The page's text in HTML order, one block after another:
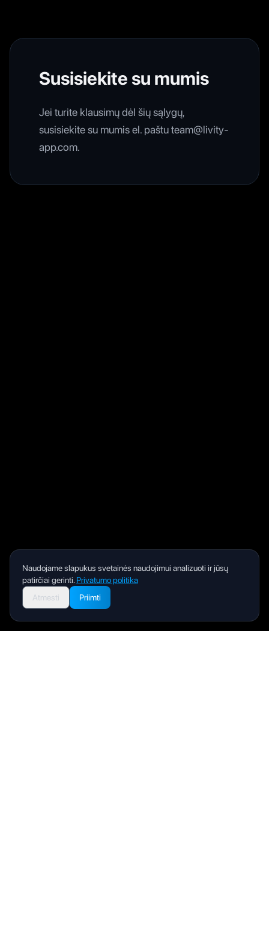
Susisiekite su mumis
Jei turite klausimų dėl šių sąlygų,
susisiekite su mumis el. paštu team@livity-
app.com.
Naudojame slapukus svetainės naudojimui analizuoti ir jūsų
patirčiai gerinti. Privatumo politika
Atmesti
Priimti